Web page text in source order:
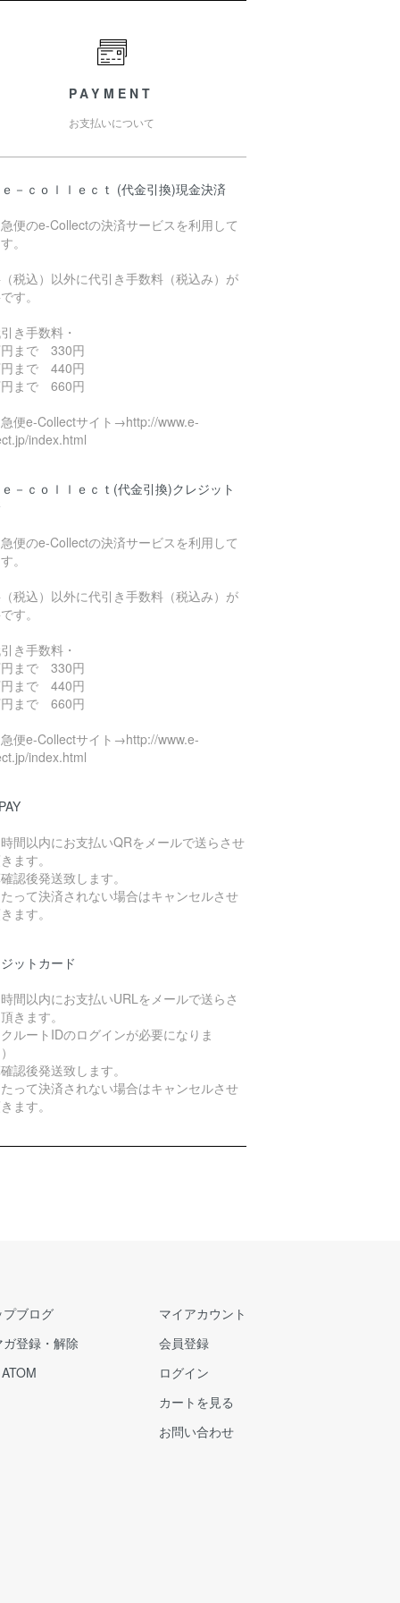
PAYMENT
お支払いについて
－ｃｏｌｌｅｃｔ (代金引換)現金決済
便のe-Collectの決済サービスを利用して
。
税込）以外に代引き手数料（税込み）が
す。
引き手数料・
まで 330円
円まで 440円
まで 660円
便e-Collectサイト→http://www.e-
index.html
－ｃｏｌｌｅｃｔ(代金引換)クレジット
便のe-Collectの決済サービスを利用して
。
税込）以外に代引き手数料（税込み）が
す。
引き手数料・
まで 330円
円まで 440円
まで 660円
便e-Collectサイト→http://www.e-
index.html
間以内にお支払いQRをメールで送らさせ
ます。
認後発送致します。
たって決済されない場合はキャンセルさせ
ます。
ットカード
間以内にお支払いURLをメールで送らさ
きます。
クルートIDのログインが必要になりま
認後発送致します。
たって決済されない場合はキャンセルさせ
ます。
プブログ
ガ登録・解除
ATOM
マイアカウント
会員登録
ログイン
カートを見る
お問い合わせ